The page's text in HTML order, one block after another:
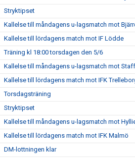
Stryktipset
Kallelse till måndagens u-lagsmatch mot
Kallelse till lördagens match mot IF Lödde
Träning kl 18:00 torsdagen den 5/6
Kallelse till måndagens u-lagsmatch mot
Kallelse till lördagens match mot IFK
Torsdagsträning
Stryktipset
Kallelse till måndagens u-lagsmatch mot
Kallelse till lördagens match mot IFK Malmö
DM-lottningen klar